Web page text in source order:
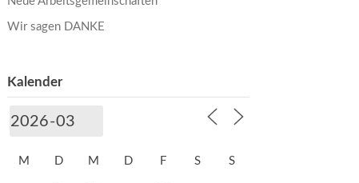
Wir sagen DANKE
Kalender
M D M D F S S